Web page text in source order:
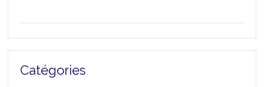
Catégories